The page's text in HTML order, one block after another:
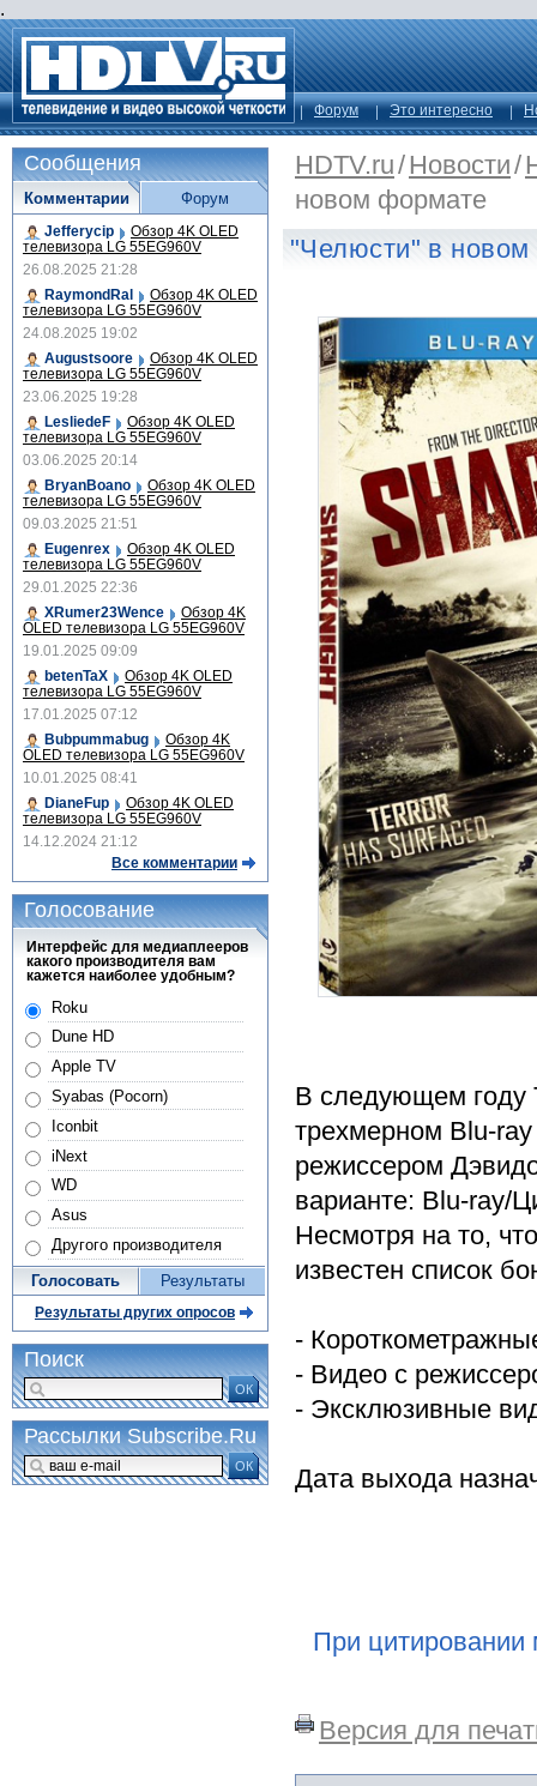
.
Форум Это интересно
HDTV.ru/Новости/
новом формате
"Челюсти" в
В следующем году
трехмерном Blu-
режиссером
варианте: Blu-ray/
Несмотря на то,
известен список
-
- Видео с
- Эксклюзивные
Дата выхода
При цитировании
Версия для
Сообщения
Комментарии
Jefferycip Обзор 4K OLED
телевизора LG 55EG960V
26.08.2025 21:28
RaymondRal
Обзор 4K OLED
телевизора LG 55EG960V
24.08.2025 19:02
Augustsoore
Обзор 4K OLED
телевизора LG 55EG960V
23.06.2025 19:28
LesliedeF
Обзор 4K OLED
телевизора LG 55EG960V
03.06.2025 20:14
BryanBoano
Обзор 4K OLED
телевизора LG 55EG960V
09.03.2025 21:51
Eugenrex
Обзор 4K OLED
телевизора LG 55EG960V
29.01.2025 22:36
XRumer23Wence
Обзор 4K
OLED телевизора LG 55EG960V
19.01.2025 09:09
betenTaX
Обзор 4K OLED
телевизора LG 55EG960V
17.01.2025 07:12
Bubpummabug
Обзор 4K
OLED телевизора LG 55EG960V
10.01.2025 08:41
DianeFup
Обзор 4K OLED
телевизора LG 55EG960V
14.12.2024 21:12
Все комментарии
Форум
Голосование
Интерфейс для медиаплееров
какого производителя вам
кажется наиболее удобным?
Roku
Dune HD
Apple TV
Syabas (Pocorn)
Iconbit
iNext
WD
Asus
Другого производителя
Голосовать Результаты
Результаты других опросов
Поиск
ОК
Рассылки Subscribe.Ru
ОК